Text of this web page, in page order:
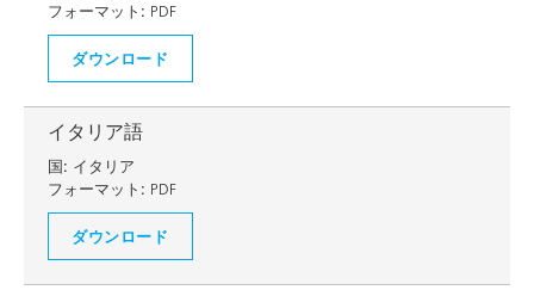
フォーマット: PDF
ダウンロード
イタリア語
国: イタリア
フォーマット: PDF
ダウンロード